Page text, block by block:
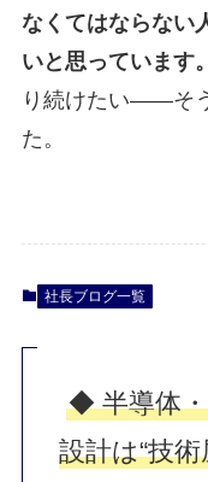
なくてはならない
いと思っています。
り続けたい――そ
た。
社長ブログ一覧
◆ 半導体
設計は“技